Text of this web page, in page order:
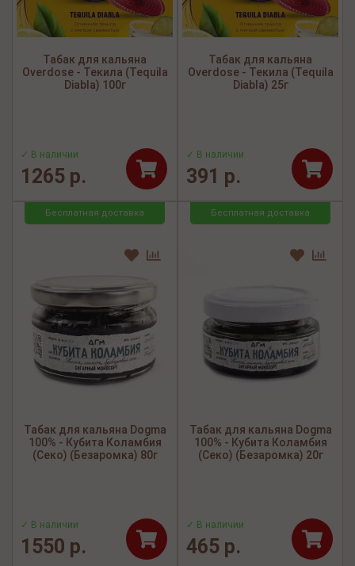
Табак для кальяна
Overdose - Текила (Tequila
Diabla) 100г
✓ В наличии
1265 р.
Табак для кальяна
Overdose - Текила (Tequila
Diabla) 25г
✓ В наличии
391 р.
Бесплатная доставка
Табак для кальяна Dogma
100% - Кубита Коламбия
(Секо) (Безаромка) 80г
✓ В наличии
1550 р.
Бесплатная доставка
Табак для кальяна Dogma
100% - Кубита Коламбия
(Секо) (Безаромка) 20г
✓ В наличии
465 р.